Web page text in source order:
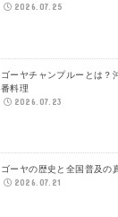
2026.07.25
ゴーヤチャンプルーとは？
番料理
2026.07.23
ゴーヤの歴史と全国普及の
2026.07.21